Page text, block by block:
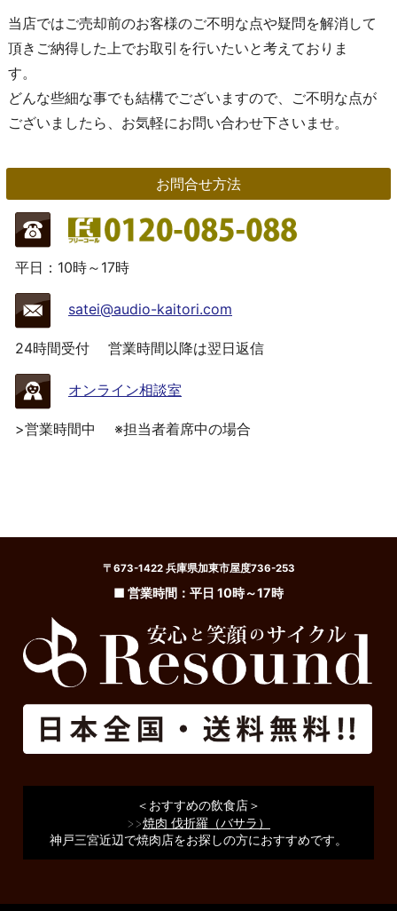
当店ではご売却前のお客様のご不明な点や疑問を解消して
頂きご納得した上でお取引を行いたいと考えておりま
す。
どんな些細な事でも結構でございますので、ご不明な点が
ございましたら、お気軽にお問い合わせ下さいませ。
お問合せ方法
平日：10時～17時
satei@audio-kaitori.com
24時間受付 営業時間以降は翌日返信
オンライン相談室
>営業時間中 ※担当者着席中の場合
〒673-1422 兵庫県加東市屋度736-253
■ 営業時間：平日 10時～17時
＜おすすめの飲食店＞
>>焼肉 伐折羅（バサラ）
神戸三宮近辺で焼肉店をお探しの方におすすめです。